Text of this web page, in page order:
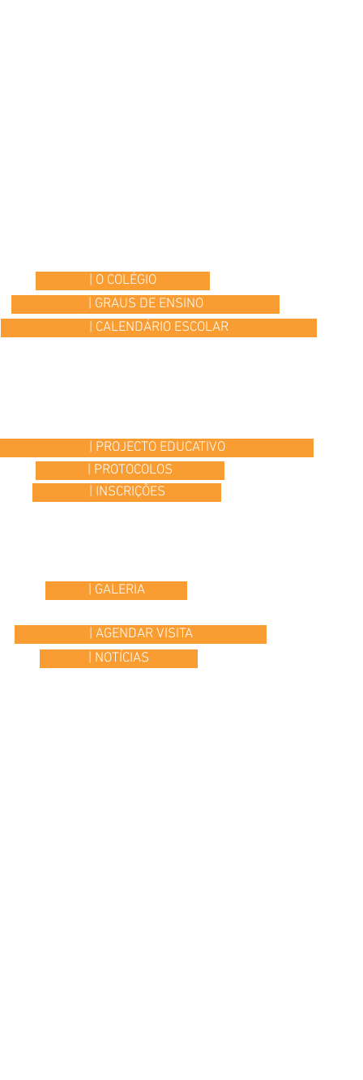
| O COLÉGIO
| GRAUS DE ENSINO
| CALENDÁRIO ESCOLAR
| PROJECTO EDUCATIVO
| PROTOCOLOS
| INSCRIÇÕES
| GALERIA
| AGENDAR VISITA
| NOTÍCIAS